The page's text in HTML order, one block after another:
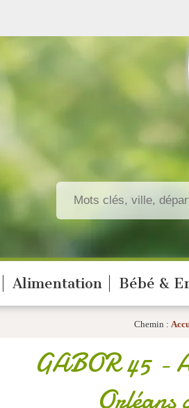
Alimentation Bébé &
Chemin :
GABOR 45-
Orléans